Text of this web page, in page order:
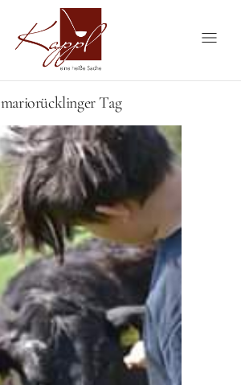
mariorücklinger Tag